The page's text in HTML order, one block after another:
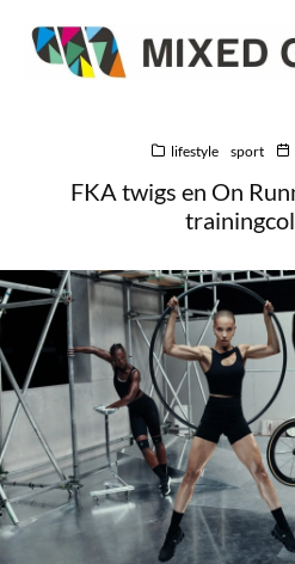
lifestyle sport
FKA twigs en On